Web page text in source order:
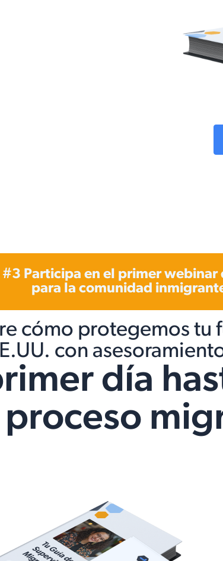
#3 Participa en el primer webinar
para la comunidad
cómo protegemos tu
con
día